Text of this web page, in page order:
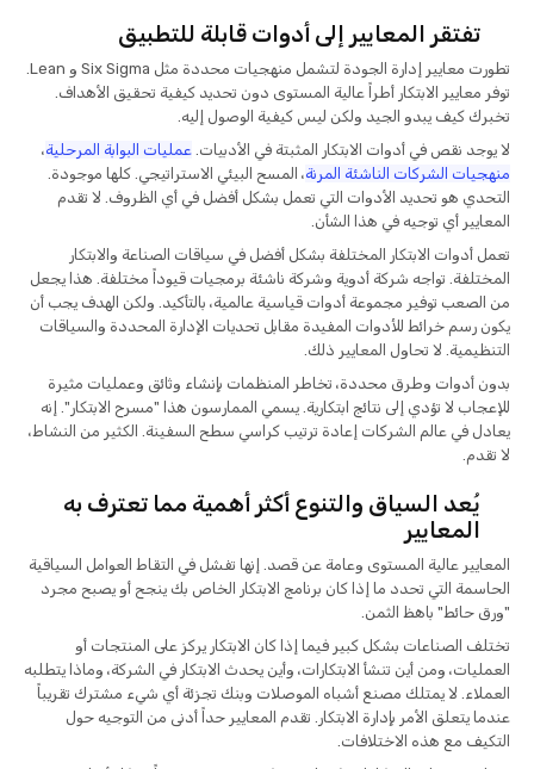
تفتقر المعايير إلى أدوات قابلة للتطبيق
توفر معايير الابتكار أطراً عالية المستوى دون تحديد كيفية تحقيق الأهداف.
تخبرك كيف يبدو الجيد ولكن ليس كيفية الوصول إليه.
لا يوجد نقص في أدوات الابتكار المثبتة في الأدبيات. عمليات البوابة المرحلية،
منهجيات الشركات الناشئة المرنة، المسح البيئي الاستراتيجي. كلها موجودة.
التحدي هو تحديد الأدوات التي تعمل بشكل أفضل في أي الظروف. لا تقدم
المعايير أي توجيه في هذا الشأن.
تعمل أدوات الابتكار المختلفة بشكل أفضل في سياقات الصناعة والابتكار
المختلفة. تواجه شركة أدوية وشركة ناشئة برمجيات قيوداً مختلفة. هذا يجعل
من الصعب توفير مجموعة أدوات قياسية عالمية، بالتأكيد. ولكن الهدف يجب أن
يكون رسم خرائط للأدوات المفيدة مقابل تحديات الإدارة المحددة والسياقات
التنظيمية. لا تحاول المعايير ذلك.
بدون أدوات وطرق محددة، تخاطر المنظمات بإنشاء وثائق وعمليات مثيرة
للإعجاب لا تؤدي إلى نتائج ابتكارية. يسمي الممارسون هذا "مسرح الابتكار". إنه
يعادل في عالم الشركات إعادة ترتيب كراسي سطح السفينة. الكثير من النشاط،
لا تقدم.
يُعد السياق والتنوع أكثر أهمية مما تعترف به
المعايير
المعايير عالية المستوى وعامة عن قصد. إنها تفشل في التقاط العوامل السياقية
الحاسمة التي تحدد ما إذا كان برنامج الابتكار الخاص بك ينجح أو يصبح مجرد
"ورق حائط" باهظ الثمن.
تختلف الصناعات بشكل كبير فيما إذا كان الابتكار يركز على المنتجات أو
العمليات، ومن أين تنشأ الابتكارات، وأين يحدث الابتكار في الشركة، وماذا يتطلبه
العملاء. لا يمتلك مصنع أشباه الموصلات وبنك تجزئة أي شيء مشترك تقريباً
عندما يتعلق الأمر بإدارة الابتكار. تقدم المعايير حداً أدنى من التوجيه حول
التكيف مع هذه الاختلافات.